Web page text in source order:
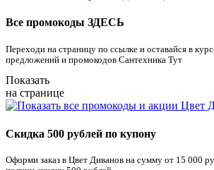
Все промокоды ЗДЕСЬ
Переходи на страницу по ссылке и оставайся в
предложений и промокодов Сантехника Тут
Показать
на странице
Скидка 500 рублей по купону
Оформи заказ в Цвет Диванов на сумму от 15 000